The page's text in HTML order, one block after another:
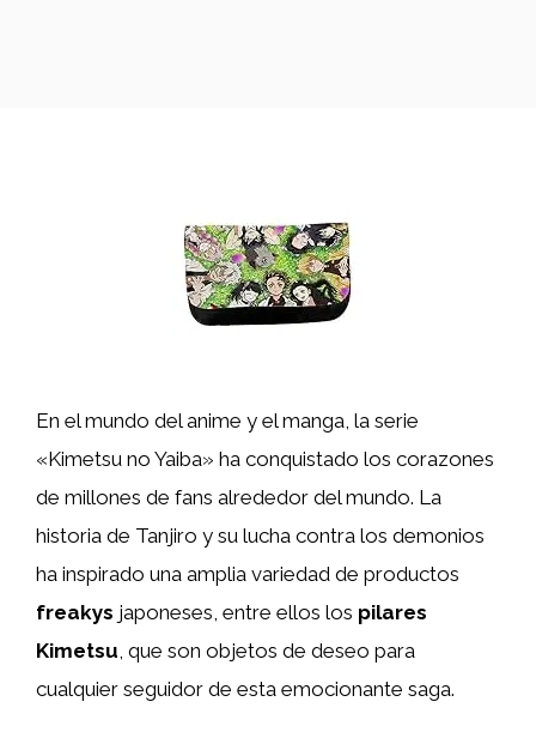
En el mundo del anime y el manga, la serie
«Kimetsu no Yaiba» ha conquistado los corazones
de millones de fans alrededor del mundo. La
historia de Tanjiro y su lucha contra los demonios
ha inspirado una amplia variedad de productos
freakys japoneses, entre ellos los pilares
Kimetsu, que son objetos de deseo para
cualquier seguidor de esta emocionante saga.